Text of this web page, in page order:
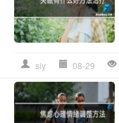
sly 08-29